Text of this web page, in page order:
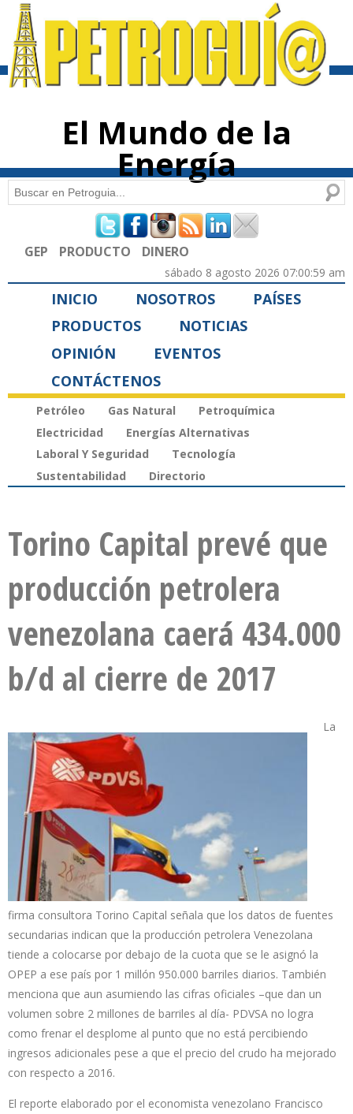
contenido
El Mundo de la
Energía
Formulario de búsqueda
Buscar
GEP PRODUCTO DINERO
sábado 8 agosto 2026 07:00:59 am
INICIO NOSOTROS
PAÍSES
PRODUCTOS
NOTICIAS
OPINIÓN
EVENTOS
CONTÁCTENOS
Petróleo Gas Natural
Petroquímica
Electricidad
Energías Alternativas
Laboral Y Seguridad
Tecnología
Sustentabilidad
Directorio
Torino Capital prevé que
producción petrolera
venezolana caerá 434.000
b/d al cierre de 2017
La
firma consultora Torino Capital señala que los datos de fuentes
secundarias indican que la producción petrolera Venezolana
tiende a colocarse por debajo de la cuota que se le asignó la
OPEP a ese país por 1 millón 950.000 barriles diarios. También
menciona que aun asumiendo las cifras oficiales –que dan un
volumen sobre 2 millones de barriles al día- PDVSA no logra
como frenar el desplome al punto que no está percibiendo
ingresos adicionales pese a que el precio del crudo ha mejorado
con respecto a 2016.
El reporte elaborado por el economista venezolano Francisco